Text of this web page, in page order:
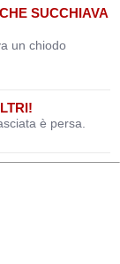
SUCCHIAVA
un chiodo
è persa.